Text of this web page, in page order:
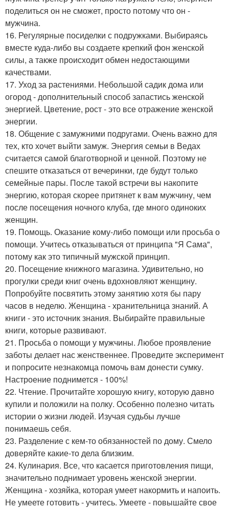
поделиться он не сможет, просто потому что он -
мужчина.
16. Регулярные посиделки с подружками. Выбираясь
вместе куда-либо вы создаете крепкий фон женской
силы, а также происходит обмен недостающими
качествами.
17. Уход за растениями. Небольшой садик дома или
огород - дополнительный способ запастись женской
энергией. Цветение, рост - это все отражение женской
энергии.
18. Общение с замужними подругами. Очень важно для
тех, кто хочет выйти замуж. Энергия семьи в Ведах
считается самой благотворной и ценной. Поэтому не
спешите отказаться от вечеринки, где будут только
семейные пары. После такой встречи вы накопите
энергию, которая скорее притянет к вам мужчину, чем
после посещения ночного клуба, где много одиноких
женщин.
19. Помощь. Оказание кому-либо помощи или просьба о
помощи. Учитесь отказываться от принципа "Я Сама",
потому как это типичный мужской принцип.
20. Посещение книжного магазина. Удивительно, но
прогулки среди книг очень вдохновляют женщину.
Попробуйте посвятить этому занятию хотя бы пару
часов в неделю. Женщина - хранительница знаний. А
книги - это источник знания. Выбирайте правильные
книги, которые развивают.
21. Просьба о помощи у мужчины. Любое проявление
заботы делает нас женственнее. Проведите эксперимент
и попросите незнакомца помочь вам донести сумку.
Настроение поднимется - 100%!
22. Чтение. Прочитайте хорошую книгу, которую давно
купили и положили на полку. Особенно полезно читать
истории о жизни людей. Изучая судьбы лучше
понимаешь себя.
23. Разделение с кем-то обязанностей по дому. Смело
доверяйте какие-то дела близким.
24. Кулинария. Все, что касается приготовления пищи,
значительно поднимает уровень женской энергии.
Женщина - хозяйка, которая умеет накормить и напоить.
Не умеете готовить - учитесь. Умеете - повышайте свое